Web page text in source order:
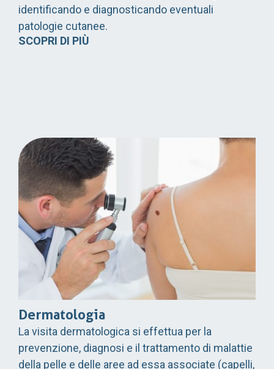
identificando e diagnosticando eventuali
patologie cutanee.
SCOPRI DI PIÙ
Dermatologia
La visita dermatologica si effettua per la
prevenzione, diagnosi e il trattamento di malattie
della pelle e delle aree ad essa associate (capelli,